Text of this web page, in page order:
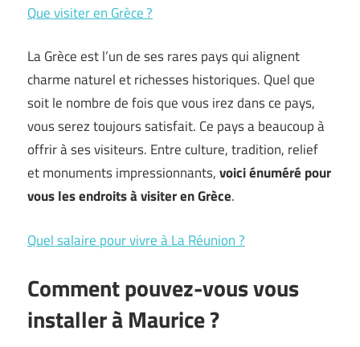
Que visiter en Grèce ?
La Grèce est l’un de ses rares pays qui alignent
charme naturel et richesses historiques. Quel que
soit le nombre de fois que vous irez dans ce pays,
vous serez toujours satisfait. Ce pays a beaucoup à
offrir à ses visiteurs. Entre culture, tradition, relief
et monuments impressionnants,voici énuméré pour
vous les endroits à visiter en Grèce.
Quel salaire pour vivre à La Réunion ?
Comment pouvez-vous vous
installer à Maurice ?